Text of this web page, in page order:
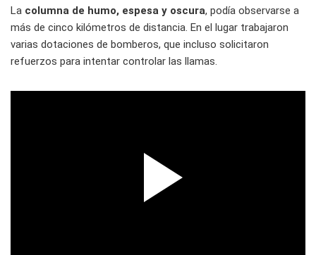
La columna de humo, espesa y oscura, podía observarse a
más de cinco kilómetros de distancia. En el lugar trabajaron
varias dotaciones de bomberos, que incluso solicitaron
refuerzos para intentar controlar las llamas.